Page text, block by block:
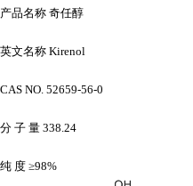
产品名称 奇任醇
英文名称 Kirenol
CAS NO. 52659-56-0
分 子 量 338.24
纯 度 ≥98%